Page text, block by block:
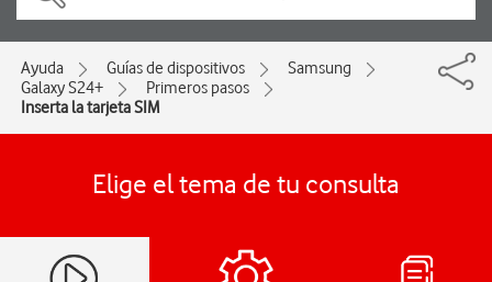
Ayuda Guías de dispositivos
Samsung
Galaxy S24+
Primeros pasos
Inserta la tarjeta SIM
Elige el tema de tu consulta